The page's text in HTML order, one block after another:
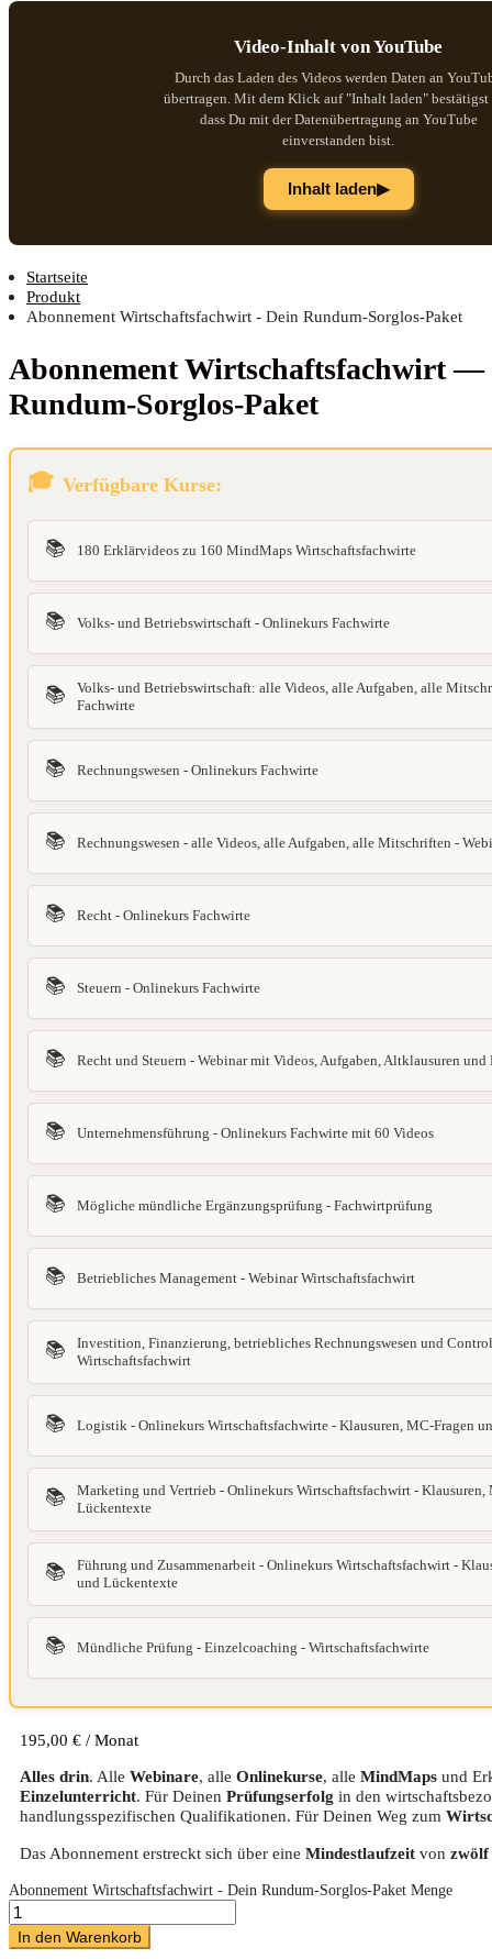
Video-Inhalt von YouTube
Durch das Laden des Videos werden Daten an
übertragen. Mit dem Klick auf "Inhalt laden" bestätigst
dass Du mit der Datenübertragung an YouTube
einverstanden bist.
Inhalt laden▶
Startseite
Produkt
Abonnement Wirtschaftsfachwirt - Dein Rundum-Sorglos-Paket
Abon­ne­ment Wirt­schafts­fach­wirt —
Rundum-Sorglos-Paket
Verfügbare Kurse:
📚 180 Erklärvideos zu 160 MindMaps Wirtschaftsfachwirte
📚 Volks- und Betriebswirtschaft - Onlinekurs Fachwirte
📚
Volks- und Betriebswirtschaft: alle Videos, alle Aufgaben, alle
Fachwirte
📚 Rechnungswesen - Onlinekurs Fachwirte
📚 Rechnungswesen - alle Videos, alle Aufgaben, alle Mitschriften -
📚 Recht - Onlinekurs Fachwirte
📚 Steuern - Onlinekurs Fachwirte
📚 Recht und Steuern - Webinar mit Videos, Aufgaben, Altklausuren
📚 Unternehmensführung - Onlinekurs Fachwirte mit 60 Videos
📚 Mögliche mündliche Ergänzungsprüfung - Fachwirtprüfung
📚 Betriebliches Management - Webinar Wirtschaftsfachwirt
📚
Investition, Finanzierung, betriebliches Rechnungswesen und
Wirtschaftsfachwirt
📚 Logistik - Onlinekurs Wirtschaftsfachwirte - Klausuren, MC-Fragen
📚
Marketing und Vertrieb - Onlinekurs Wirtschaftsfachwirt - Klausuren,
Lückentexte
📚
Führung und Zusammenarbeit - Onlinekurs Wirtschaftsfachwirt -
und Lückentexte
📚 Mündliche Prüfung - Einzelcoaching - Wirtschaftsfachwirte
195,00 € / Monat
Alles drin. Alle Webinare, alle Onlinekurse, alle MindMaps und
Einzelunterricht. Für Deinen Prüfungserfolg in den
handlungsspezifischen Qualifikationen. Für Deinen Weg zum
Das Abonnement erstreckt sich über eine Mindestlaufzeit von zwölf
Abonnement Wirtschaftsfachwirt - Dein Rundum-Sorglos-Paket Menge
In den Warenkorb